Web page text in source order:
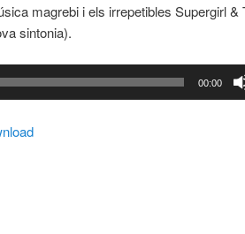
magrebi i els irrepetibles Supergirl &
sintonia).
00:00